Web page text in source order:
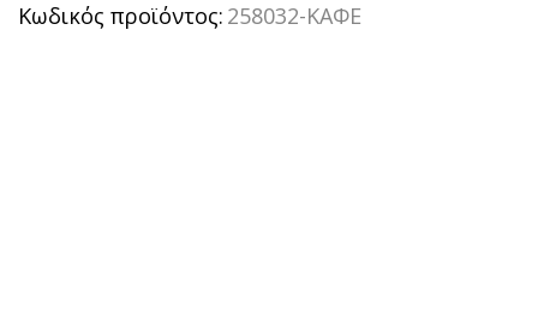
Κωδικός προϊόντος: 258032-ΚΑΦΕ